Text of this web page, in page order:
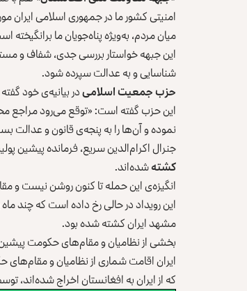
امنیتی کشور ما در جمهوری اسلامی ایران
میان مردم، به‌ویژه پناه‌جویان ما برانگیخته
این جبهه خواستار بررسی جدی، شفاف و
شناسایی و به عدالت سپرده شود.
حزب جمعیت اسلامیدر بیانیه‌ی خود
این حزب گفته است: «توقع می‌رود مراجع
نموده و آن‌ها را به پنجه‌ی قانون و عدالت
جنرال اکرام‌الدین سریع، فرمانده پیشین
کشتهشده‌اند.
انگیزه‌ی این حمله تا کنون روشن نیست و
این رویداد در حالی رخ داده است که چند
مشهد ایران کشته شده بود.
بخشی از نظامیان و مقام‌های حکومت پیشین
ایران اقامت شماری از نظامیان و
که از ایران به افغانستان اخراج شده‌اند،